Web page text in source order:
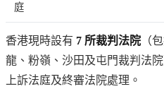
庭
香港現時設有 7 所裁判法院 （
龍、粉嶺、沙田及屯門裁判法
上訴法庭及終審法院處理。